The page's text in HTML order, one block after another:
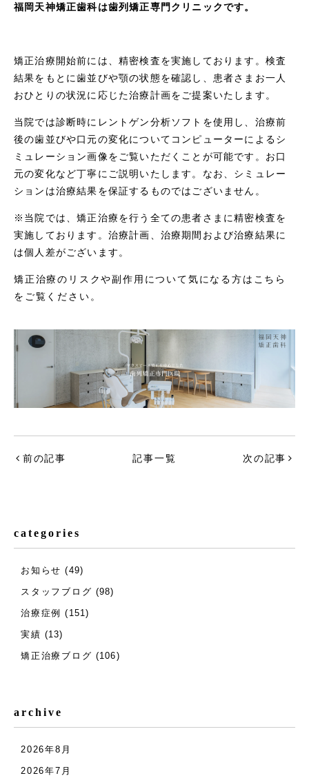
福岡天神矯正歯科は歯列矯正専門クリニックです。
矯正治療開始前には、精密検査を実施しております。検査
結果をもとに歯並びや顎の状態を確認し、患者さまお一人
おひとりの状況に応じた治療計画をご提案いたします。
当院では診断時にレントゲン分析ソフトを使用し、治療前
後の歯並びや口元の変化についてコンピューターによるシ
ミュレーション画像をご覧いただくことが可能です。お口
元の変化など丁寧にご説明いたします。なお、シミュレー
ションは治療結果を保証するものではございません。
※当院では、矯正治療を行う全ての患者さまに精密検査を
実施しております。治療計画、治療期間および治療結果に
は個人差がございます。
矯正治療のリスクや副作用について気になる方はこちら
をご覧ください。
前の記事 記事一覧 次の記事
categories
お知らせ (49)
スタッフブログ (98)
治療症例 (151)
実績 (13)
矯正治療ブログ (106)
archive
2026年8月
2026年7月